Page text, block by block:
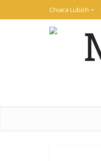
Chiara Lubich